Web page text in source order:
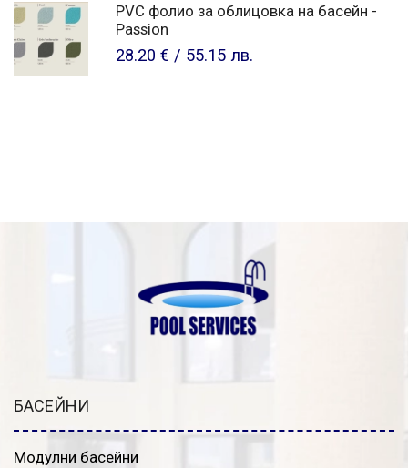
PVC фолио за облицовка на басейн -
Passion
28.20 € / 55.15 лв.
БАСЕЙНИ
Модулни басейни